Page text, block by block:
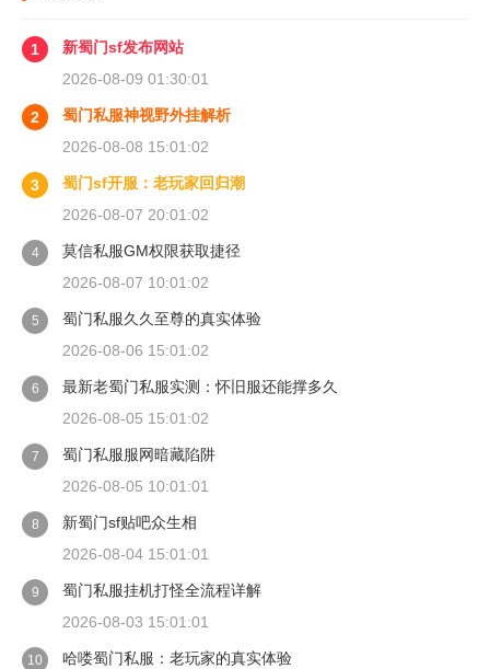
1
新蜀门sf发布网站
2026-08-09 01:30:01
2
蜀门私服神视野外挂解析
2026-08-08 15:01:02
3
蜀门sf开服：老玩家回归潮
2026-08-07 20:01:02
4
莫信私服GM权限获取捷径
2026-08-07 10:01:02
5
蜀门私服久久至尊的真实体验
2026-08-06 15:01:02
6
最新老蜀门私服实测：怀旧服还能撑多久
2026-08-05 15:01:02
7
蜀门私服服网暗藏陷阱
2026-08-05 10:01:01
8
新蜀门sf贴吧众生相
2026-08-04 15:01:01
9
蜀门私服挂机打怪全流程详解
2026-08-03 15:01:01
10
哈喽蜀门私服：老玩家的真实体验